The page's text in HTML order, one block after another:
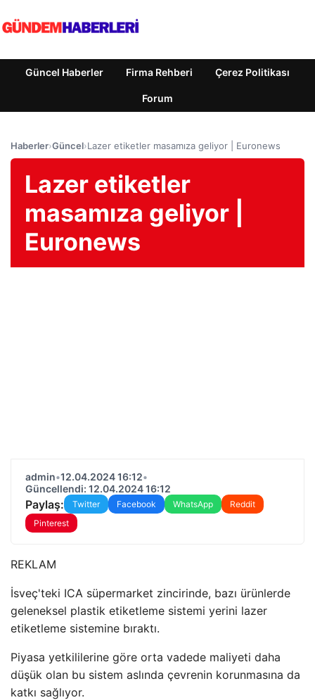
Güncel Haberler Firma Rehberi Çerez Politikası
Forum
Haberler›Güncel›Lazer etiketler masamıza geliyor | Euronews
Lazer etiketler
masamıza geliyor |
Euronews
admin•12.04.2024 16:12•
Güncellendi: 12.04.2024 16:12
Paylaş: Twitter Facebook WhatsApp
Reddit
Pinterest
REKLAM
İsveç'teki ICA süpermarket zincirinde, bazı ürünlerde
geleneksel plastik etiketleme sistemi yerini lazer
etiketleme sistemine bıraktı.
Piyasa yetkililerine göre orta vadede maliyeti daha
düşük olan bu sistem aslında çevrenin korunmasına da
katkı sağlıyor.